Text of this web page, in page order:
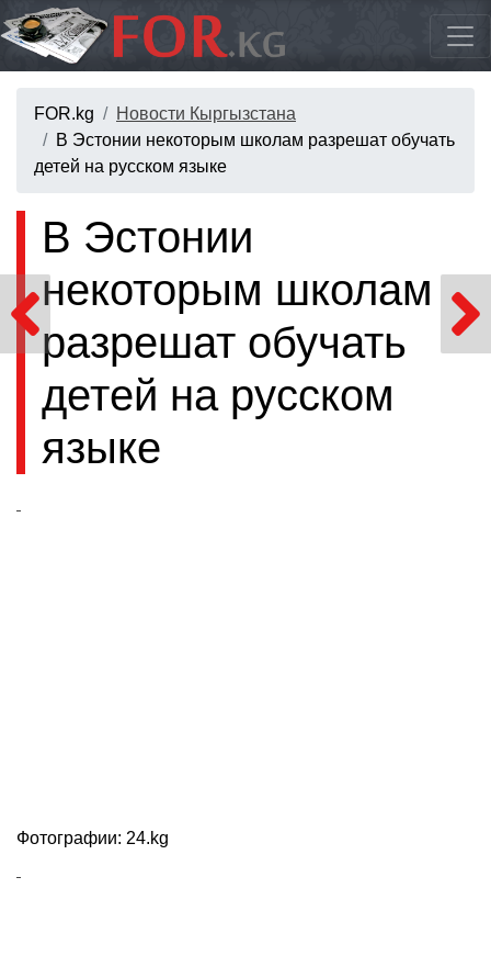
FOR.kg
Новости Кыргызстана
В Эстонии некоторым школам разрешат обучать
детей на русском языке
В Эстонии
некоторым школам
разрешат обучать
детей на русском
языке
Фотографии: 24.kg